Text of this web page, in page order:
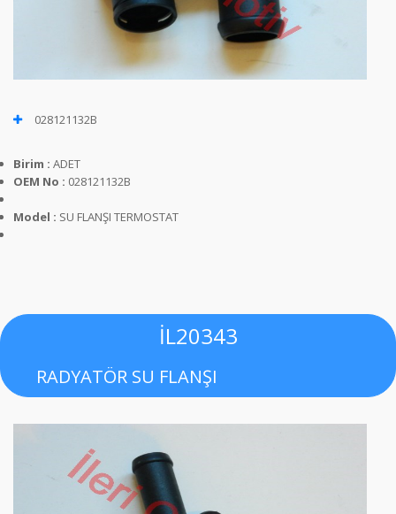
028121132B
Birim : ADET
OEM No : 028121132B
Model : SU FLANŞI TERMOSTAT
İL20343
RADYATÖR SU FLANŞI